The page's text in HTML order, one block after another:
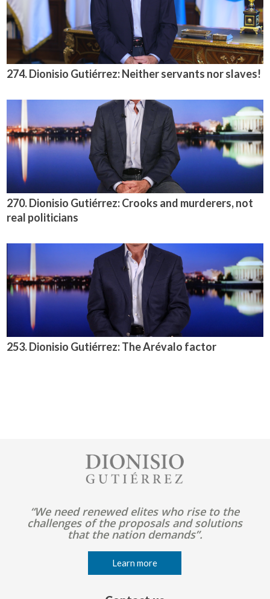
274. Dionisio Gutiérrez: Neither servants nor slaves!
270. Dionisio Gutiérrez: Crooks and murderers, not
real politicians
253. Dionisio Gutiérrez: The Arévalo factor
“We need renewed elites who rise to the
challenges of the proposals and solutions
that the nation demands”.
Learn more